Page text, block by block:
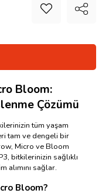
Bloom:
Çözümü
tüm yaşam
tam ve dengeli bir
Micro ve Bloom
bitkilerinizin sağlıklı
alımını sağlar.
Bloom?